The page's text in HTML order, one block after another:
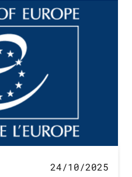
24/10/2025